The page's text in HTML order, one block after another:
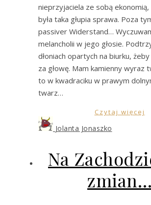
nieprzyjaciela ze sobą
była taka głupia sprawa. Poza
passiver Widerstand…
melancholii w jego głosie.
dłoniach opartych na biurku, żeby
za głowę. Mam kamienny wyraz
to w kwadraciku w prawym
twarz…
Czytaj więcej
Jolanta Jonaszko
Na
zmian…